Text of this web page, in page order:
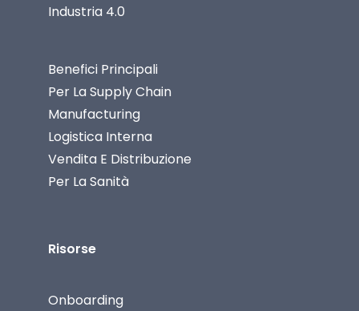
Industria 4.0
Benefici Principali
Per La Supply Chain
Manufacturing
Logistica Interna
Vendita E Distribuzione
Per La Sanità
Risorse
Onboarding